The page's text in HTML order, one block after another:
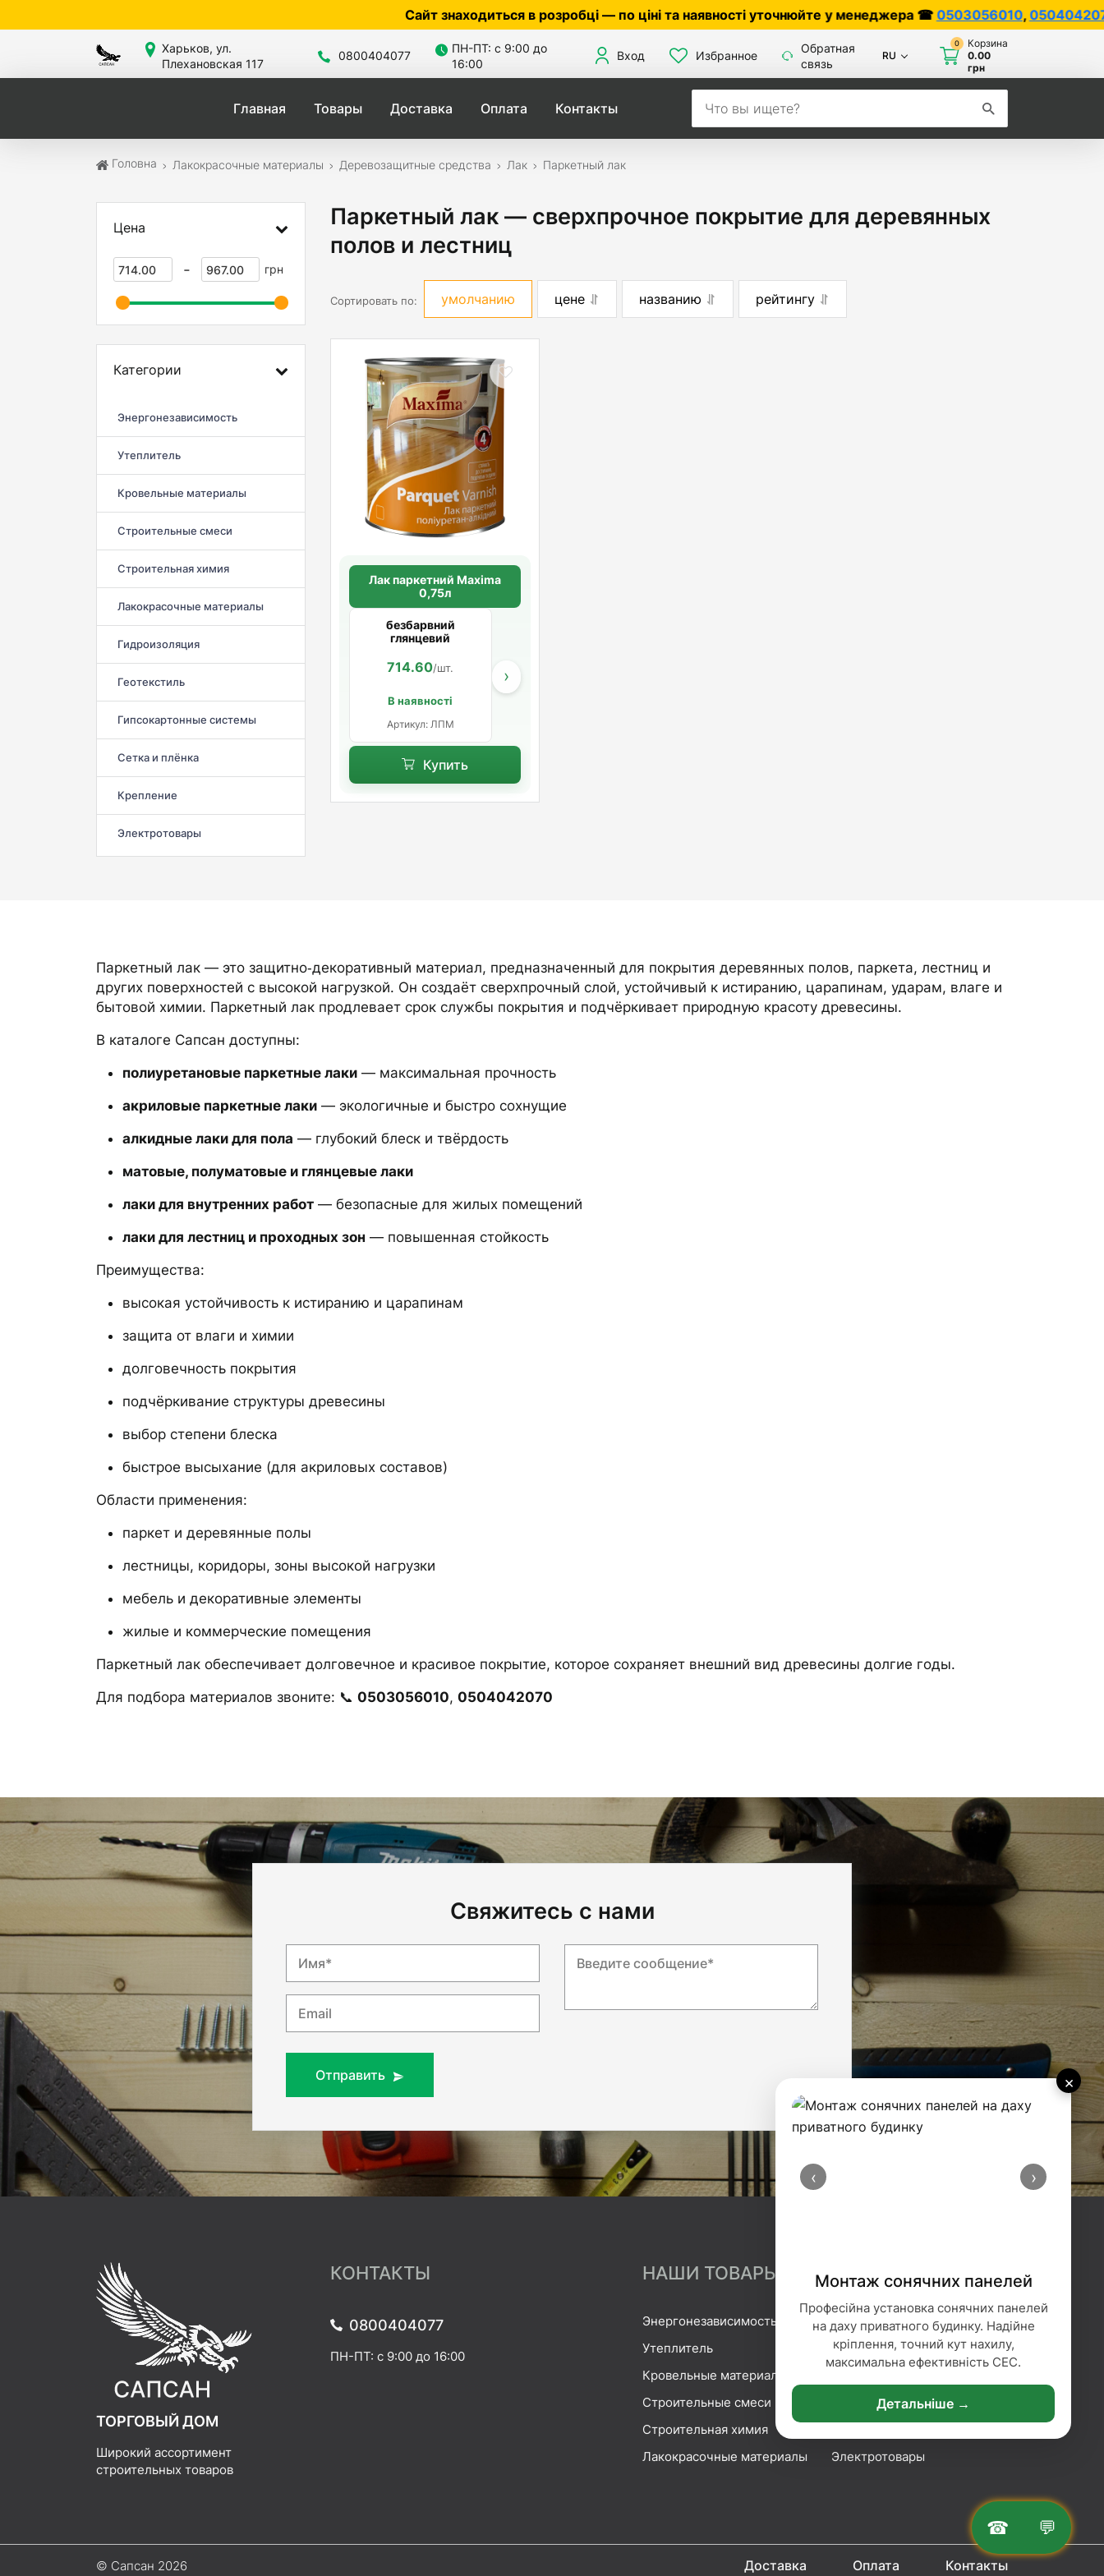
Сайт знаходиться в розробці — по ціні та наявності уточнюйте у менеджера ☎0503056010,0504042070
☎ 💬
×
‹ ›
Монтаж сонячних панелей
Професійна установка сонячних панелей
на даху приватного будинку. Надійне
кріплення, точний кут нахилу,
максимальна ефективність СЕС.
Детальніше →
Харьков, ул.
Плехановская 117
0800404077
ПН-ПТ: с 9:00 до
16:00
Вход Избранное
Обратная
связь
RU
0
Корзина
0.00
грн
Главная Товары Доставка Оплата Контакты
Головна Лакокрасочные материалы Деревозащитные средства Лак Паркетный лак
Цена
- грн
Категории
Энергонезависимость
Утеплитель
Кровельные материалы
Строительные смеси
Строительная химия
Лакокрасочные материалы
Гидроизоляция
Геотекстиль
Гипсокартонные системы
Сетка и плёнка
Крепление
Электротовары
Паркетный лак — сверхпрочное покрытие для деревянных
полов и лестниц
Сортировать по: умолчанию цене названию рейтингу
Лак паркетний Maxima
0,75л
безбарвний
глянцевий
714.60/шт.
В наявності
Артикул: ЛПМ
›
Купить
Паркетный лак — это защитно‑декоративный материал, предназначенный для покрытия деревянных полов, паркета, лестниц и
других поверхностей с высокой нагрузкой. Он создаёт сверхпрочный слой, устойчивый к истиранию, царапинам, ударам, влаге и
бытовой химии. Паркетный лак продлевает срок службы покрытия и подчёркивает природную красоту древесины.
В каталоге Сапсан доступны:
полиуретановые паркетные лаки — максимальная прочность
акриловые паркетные лаки — экологичные и быстро сохнущие
алкидные лаки для пола — глубокий блеск и твёрдость
матовые, полуматовые и глянцевые лаки
лаки для внутренних работ — безопасные для жилых помещений
лаки для лестниц и проходных зон — повышенная стойкость
Преимущества:
высокая устойчивость к истиранию и царапинам
защита от влаги и химии
долговечность покрытия
подчёркивание структуры древесины
выбор степени блеска
быстрое высыхание (для акриловых составов)
Области применения:
паркет и деревянные полы
лестницы, коридоры, зоны высокой нагрузки
мебель и декоративные элементы
жилые и коммерческие помещения
Паркетный лак обеспечивает долговечное и красивое покрытие, которое сохраняет внешний вид древесины долгие годы.
Для подбора материалов звоните: 📞 0503056010, 0504042070
Свяжитесь с нами
Имя*
Email
Введите сообщение*
Отправить
ТОРГОВЫЙ ДОМ
Широкий ассортимент
строительных товаров
КОНТАКТЫ
0800404077
ПН-ПТ: с 9:00 до 16:00
НАШИ ТОВАРЫ
Энергонезависимость
Утеплитель
Кровельные материалы
Строительные смеси
Строительная химия
Лакокрасочные материалы
Гидроизоляция
Геотекстиль
Сетка и плёнка
Электротовары
Доставка Оплата Контакты
© Сапсан 2026